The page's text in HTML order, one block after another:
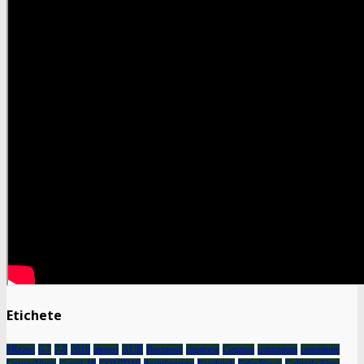
Etichete
#Rezist 6-7 7-8 2018 alegeri AUR Bucuresti casatorie Cenzura comunism constitutie